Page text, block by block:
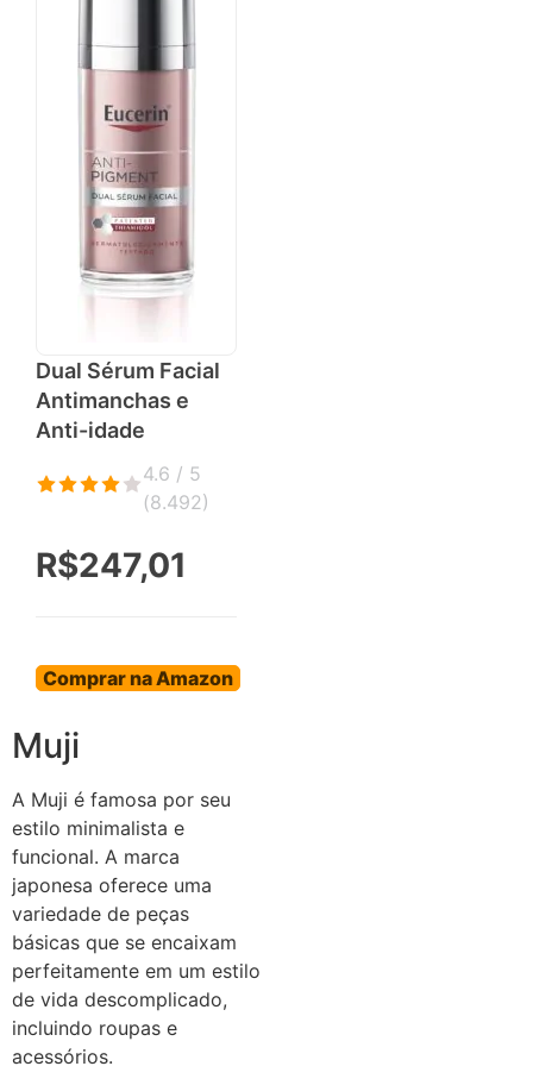
Dual Sérum Facial
Antimanchas e
Anti-idade
4.6 / 5
(8.492)
R$247,01
Comprar na Amazon
Muji
A Muji é famosa por seu
estilo minimalista e
funcional. A marca
japonesa oferece uma
variedade de peças
básicas que se encaixam
perfeitamente em um estilo
de vida descomplicado,
incluindo roupas e
acessórios.